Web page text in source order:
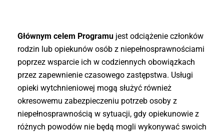
Głównym celem Programu jest odciążenie członków
rodzin lub opiekunów osób z niepełnosprawnościami
poprzez wsparcie ich w codziennych obowiązkach
przez zapewnienie czasowego zastępstwa. Usługi
opieki wytchnieniowej mogą służyć również
okresowemu zabezpieczeniu potrzeb osoby z
niepełnosprawnością w sytuacji, gdy opiekunowie z
różnych powodów nie będą mogli wykonywać swoich